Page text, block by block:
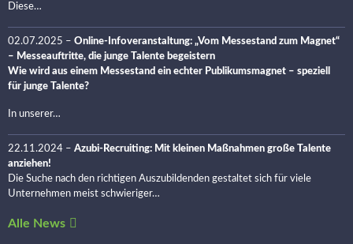
Diese…
02.07.2025 – Online-Infoveranstaltung: „Vom Messestand zum Magnet“
– Messeauftritte, die junge Talente begeistern
Wie wird aus einem Messestand ein echter Publikumsmagnet – speziell
für junge Talente?
In unserer…
22.11.2024 – Azubi-Recruiting: Mit kleinen Maßnahmen große Talente
anziehen!
Die Suche nach den richtigen Auszubildenden gestaltet sich für viele
Unternehmen meist schwieriger…
Alle News